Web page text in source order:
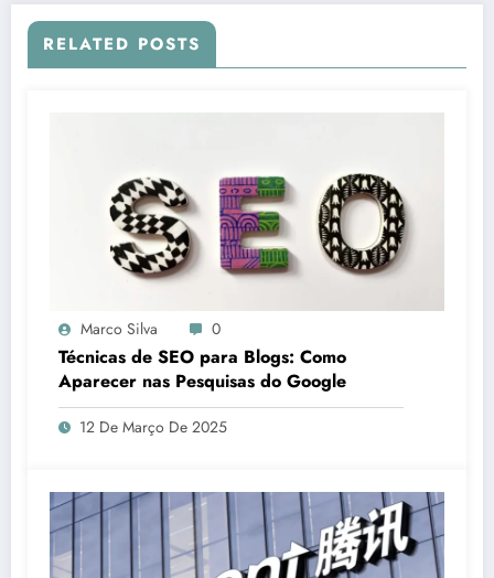
RELATED POSTS
Marco Silva 0
Técnicas de SEO para Blogs: Como
Aparecer nas Pesquisas do Google
12 De Março De 2025